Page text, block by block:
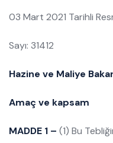
03 Mart 2021 Tarihli
Sayı: 31412
Hazine ve Maliye
Amaç ve kapsam
MADDE 1 – (1) Bu